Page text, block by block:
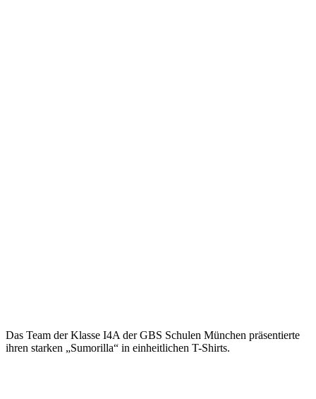
Das Team der Klasse I4A der GBS Schulen München präsentierte
ihren starken „Sumorilla“ in einheitlichen T-Shirts.